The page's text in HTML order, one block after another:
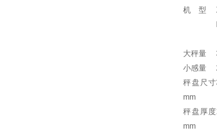
机 型
大秤量
小感量
秤盘尺寸
mm
秤盘厚度
mm